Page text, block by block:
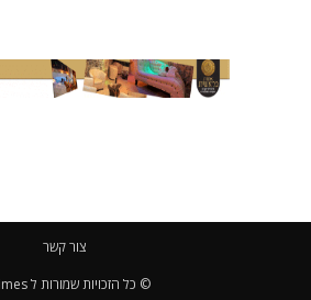
צור קשר
© כל הזכויות שמורות ל tlvtimes